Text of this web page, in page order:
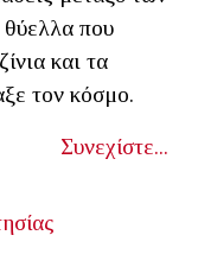
που
και τα
τον κόσμο.
Συνεχίστε...